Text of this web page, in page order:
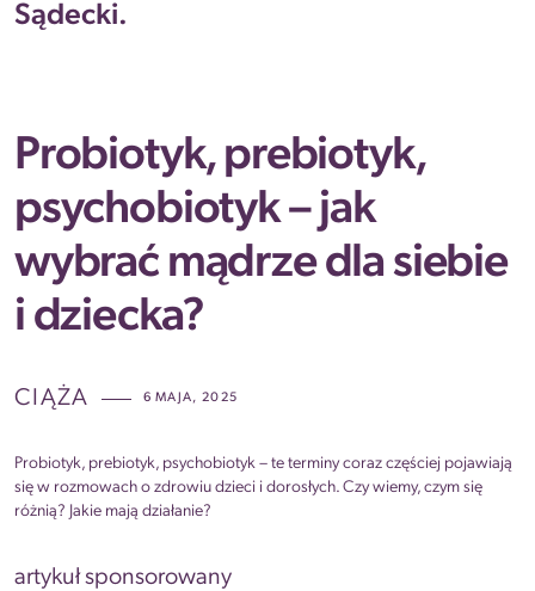
Probiotyk, prebiotyk,
psychobiotyk – jak
wybrać mądrze dla siebie
i dziecka?
CIĄŻA 6 MAJA, 2025
Probiotyk, prebiotyk, psychobiotyk – te terminy coraz częściej pojawiają
się w rozmowach o zdrowiu dzieci i dorosłych. Czy wiemy, czym się
różnią? Jakie mają działanie?
artykuł sponsorowany
Sądecki.